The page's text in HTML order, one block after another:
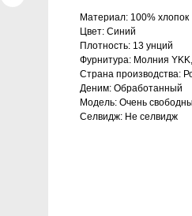
Материал: 100% хлопок
Цвет: Синий
Плотность: 13 унций
Фурнитура: Молния
Страна производства:
Деним: Обработанный
Модель: Очень
Селвидж: Не селвидж